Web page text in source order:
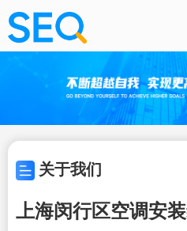
关于我们
上海闵行区空调安